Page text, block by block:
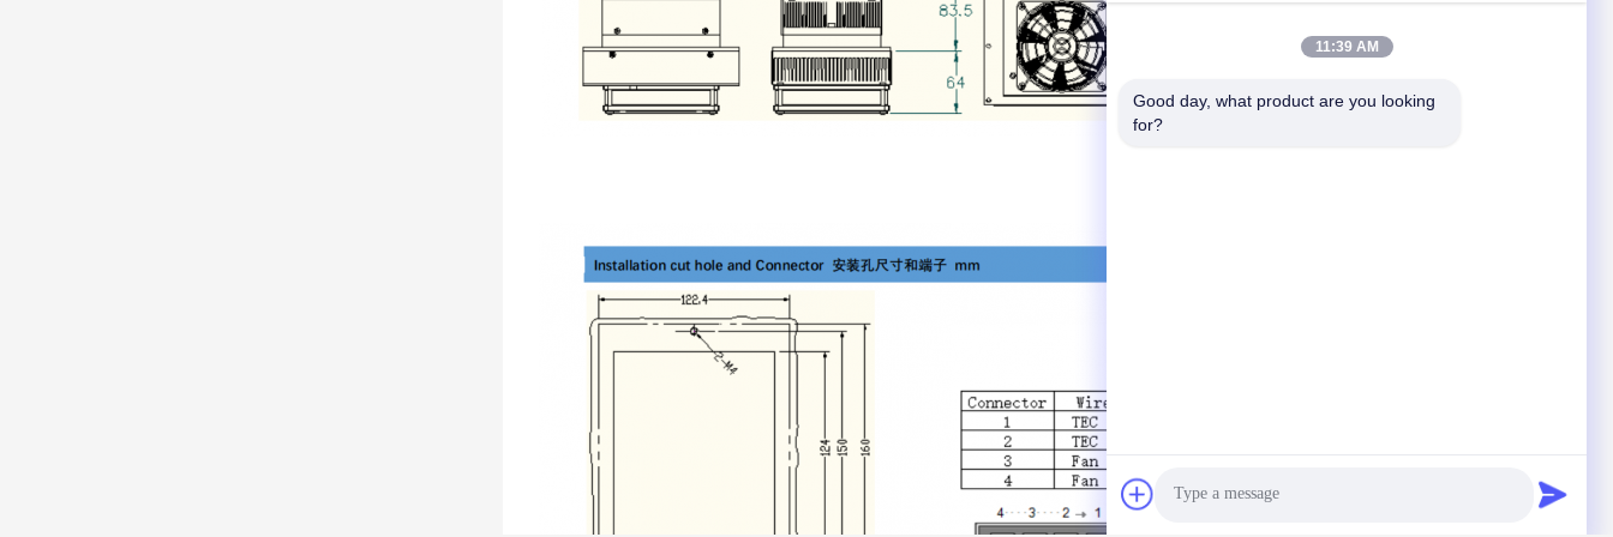
11:39 AM
Good day, what product are you looking
for?